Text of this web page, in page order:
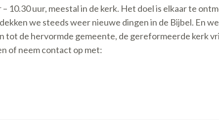
10.30 uur, meestal in de kerk. Het doel is elkaar te
we steeds weer nieuwe dingen in de Bijbel. En
de hervormde gemeente, de gereformeerde kerk
of neem contact op met: